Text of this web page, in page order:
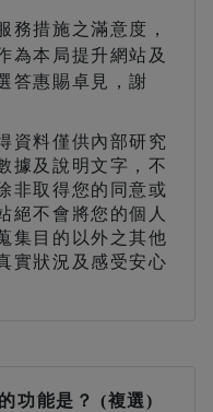
務措施之滿意度，
為本局提升網站及
答惠賜卓見，謝
資料僅供內部研究
據及說明文字，不
非取得您的同意或
絕不會將您的個人
集目的以外之其他
實狀況及感受安心
功能是？ (複選)
，於您使用本服
調查、統計與研